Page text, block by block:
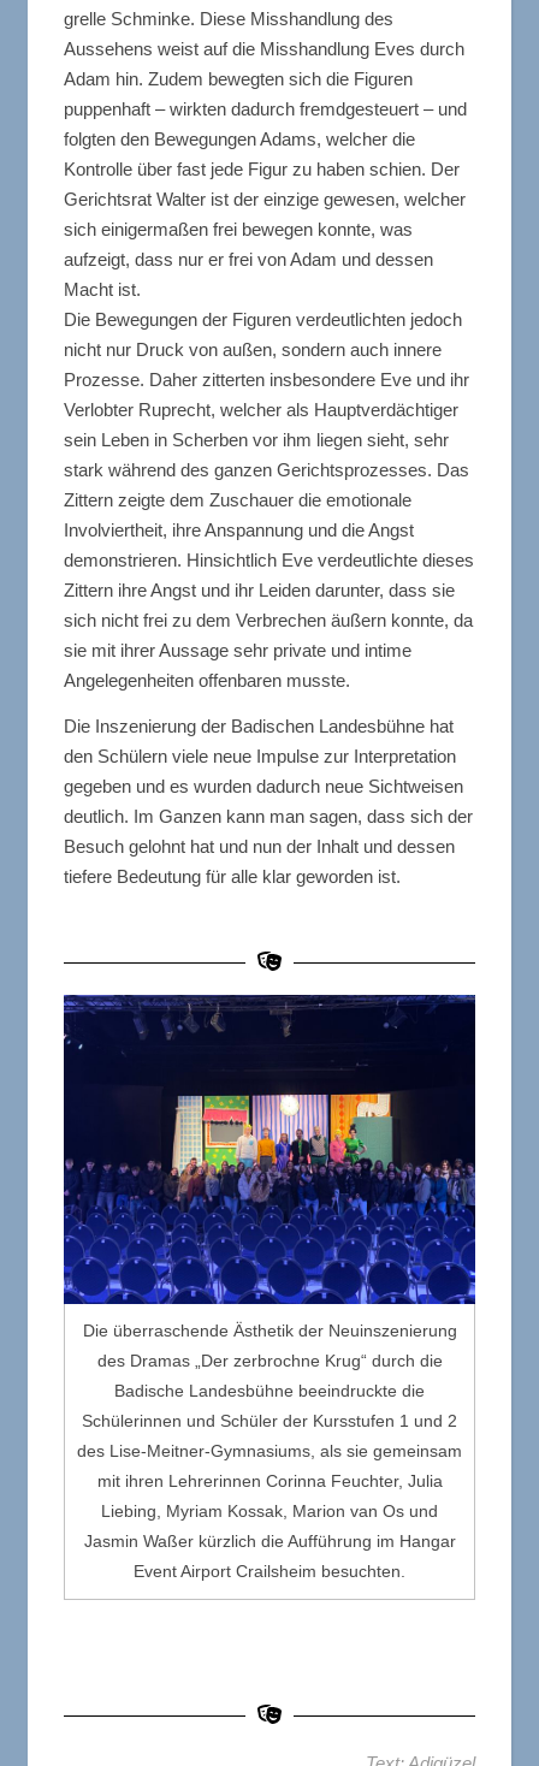
grelle Schminke. Diese Misshandlung des
Aussehens weist auf die Misshandlung Eves durch
Adam hin. Zudem bewegten sich die Figuren
puppenhaft – wirkten dadurch fremdgesteuert – und
folgten den Bewegungen Adams, welcher die
Kontrolle über fast jede Figur zu haben schien. Der
Gerichtsrat Walter ist der einzige gewesen, welcher
sich einigermaßen frei bewegen konnte, was
aufzeigt, dass nur er frei von Adam und dessen
Macht ist.
Die Bewegungen der Figuren verdeutlichten jedoch
nicht nur Druck von außen, sondern auch innere
Prozesse. Daher zitterten insbesondere Eve und ihr
Verlobter Ruprecht, welcher als Hauptverdächtiger
sein Leben in Scherben vor ihm liegen sieht, sehr
stark während des ganzen Gerichtsprozesses. Das
Zittern zeigte dem Zuschauer die emotionale
Involviertheit, ihre Anspannung und die Angst
demonstrieren. Hinsichtlich Eve verdeutlichte dieses
Zittern ihre Angst und ihr Leiden darunter, dass sie
sich nicht frei zu dem Verbrechen äußern konnte, da
sie mit ihrer Aussage sehr private und intime
Angelegenheiten offenbaren musste.
Die Inszenierung der Badischen Landesbühne hat
den Schülern viele neue Impulse zur Interpretation
gegeben und es wurden dadurch neue Sichtweisen
deutlich. Im Ganzen kann man sagen, dass sich der
Besuch gelohnt hat und nun der Inhalt und dessen
tiefere Bedeutung für alle klar geworden ist.
Die überraschende Ästhetik der Neuinszenierung
des Dramas „Der zerbrochne Krug“ durch die
Badische Landesbühne beeindruckte die
Schülerinnen und Schüler der Kursstufen 1 und 2
des Lise-Meitner-Gymnasiums, als sie gemeinsam
mit ihren Lehrerinnen Corinna Feuchter, Julia
Liebing, Myriam Kossak, Marion van Os und
Jasmin Waßer kürzlich die Aufführung im Hangar
Event Airport Crailsheim besuchten.